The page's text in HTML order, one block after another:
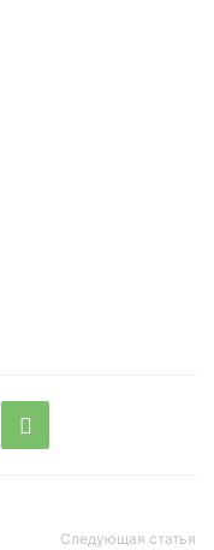
Следующая статья